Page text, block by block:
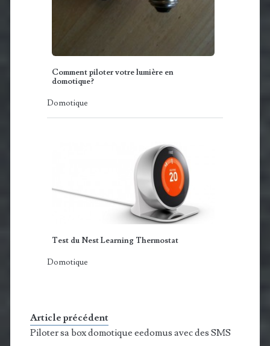
Comment piloter votre lumière en
domotique?
Domotique
Test du Nest Learning Thermostat
Domotique
Article précédent
Piloter sa box domotique eedomus avec des SMS